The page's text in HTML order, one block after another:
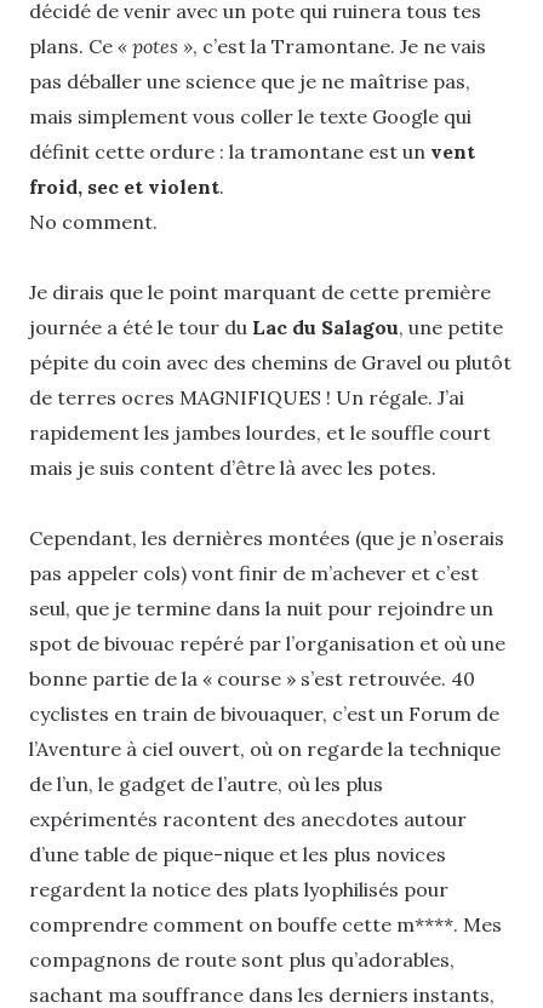
décidé de venir avec un pote qui ruinera tous tes
plans. Ce « potes », c’est la Tramontane. Je ne vais
pas déballer une science que je ne maîtrise pas,
mais simplement vous coller le texte Google qui
définit cette ordure : la tramontane est un vent
froid, sec et violent.
No comment.
Je dirais que le point marquant de cette première
journée a été le tour du Lac du Salagou, une petite
pépite du coin avec des chemins de Gravel ou plutôt
de terres ocres MAGNIFIQUES ! Un régale. J’ai
rapidement les jambes lourdes, et le souffle court
mais je suis content d’être là avec les potes.
Cependant, les dernières montées (que je n’oserais
pas appeler cols) vont finir de m’achever et c’est
seul, que je termine dans la nuit pour rejoindre un
spot de bivouac repéré par l’organisation et où une
bonne partie de la « course » s’est retrouvée. 40
cyclistes en train de bivouaquer, c’est un Forum de
l’Aventure à ciel ouvert, où on regarde la technique
de l’un, le gadget de l’autre, où les plus
expérimentés racontent des anecdotes autour
d’une table de pique-nique et les plus novices
regardent la notice des plats lyophilisés pour
comprendre comment on bouffe cette m****. Mes
compagnons de route sont plus qu’adorables,
sachant ma souffrance dans les derniers instants,